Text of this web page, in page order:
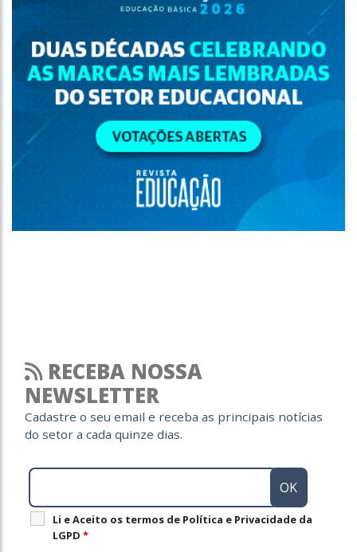
RECEBA NOSSA
NEWSLETTER
Cadastre o seu email e receba as principais notícias
do setor a cada quinze dias.
Li e Aceito os termos de Política e Privacidade da
LGPD *